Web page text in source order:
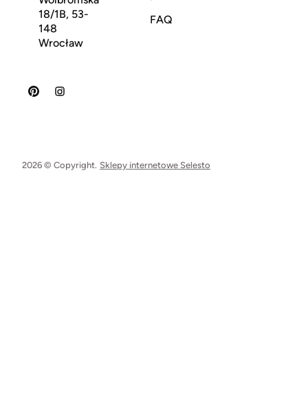
18/1B, 53-
148
Wrocław
FAQ
2026 © Copyright. Sklepy internetowe Selesto